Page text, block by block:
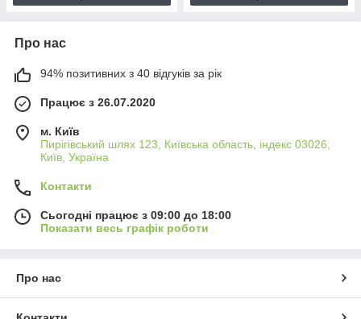
Про нас
94% позитивних з 40 відгуків за рік
Працює з 26.07.2020
м. Київ
Пирігівський шлях 123, Київська область, індекс 03026,
Київ, Україна
Контакти
Сьогодні працює з 09:00 до 18:00
Показати весь графік роботи
Про нас